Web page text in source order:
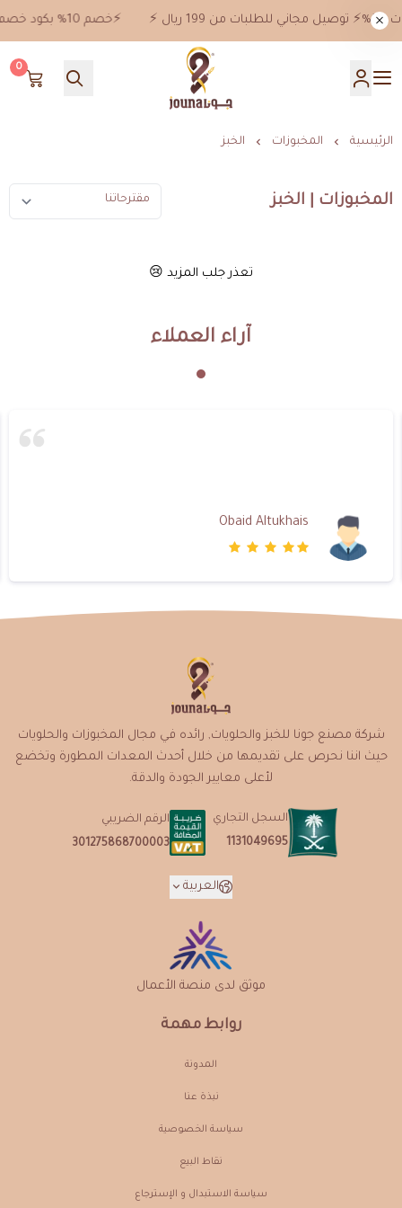
⚡️خصم 10% بكود خصم jn10 علي جميع المنتجات ماعدا خصومات 50%⚡️ توصيل مجاني للطلبات من 199 ريال ⚡️
جونا
0
الرئيسية المخبوزات الخبز
المخبوزات | الخبز
تعذر جلب المزيد 😢
آراء العملاء
Obaid Altukhais
روابط مهمة
المدونة
نبذة عنـا
سياسة الخصوصية
نقاط البيع
سياسة الاستبدال و الإسترجاع
شركة مصنع جونا للخبز والحلويات, رائده في مجال المخبوزات والحلويات
حيث اننا نحرص على تقديمها من خلال أحدث المعدات المطورة وتخضع
لأعلى معايير الجودة والدقة.
السجل التجاري
1131049695
الرقم الضريبي
301275868700003
العربية
موثق لدى منصة الأعمال